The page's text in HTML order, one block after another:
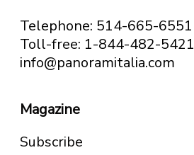
Telephone: 514-665-6551
Toll-free: 1-844-482-5421
info@panoramitalia.com
Magazine
Subscribe